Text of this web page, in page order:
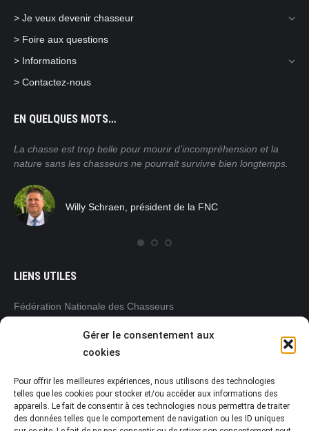
Gérer le consentement aux
cookies
Pour offrir les meilleures expériences, nous utilisons des technologies
telles que les cookies pour stocker et/ou accéder aux informations des
appareils. Le fait de consentir à ces technologies nous permettra de traiter
des données telles que le comportement de navigation ou les ID uniques
> Je veux devenir chasseur
> Foire aux questions
> Informations
> Contactez-nous
EN QUELQUES MOTS…
La chasse est trop belle pour mourir d’incompréhension et la
nature sans les chasseurs ne pourrait survivre bien longtemps.
Willy Schraen, président de la FNC
LIENS UTILES
Fédération Nationale des Chasseurs
Fédération Régionale des Chasseurs
Pays de la Loire
L’Office français de la biodiversité (OFB)
www.ofb.gouv.fr
Préfecture de la Vendée